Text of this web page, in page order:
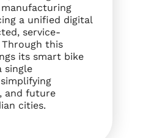
manufacturing
a unified digital
service-
this
its smart bike
single
and future
cities.